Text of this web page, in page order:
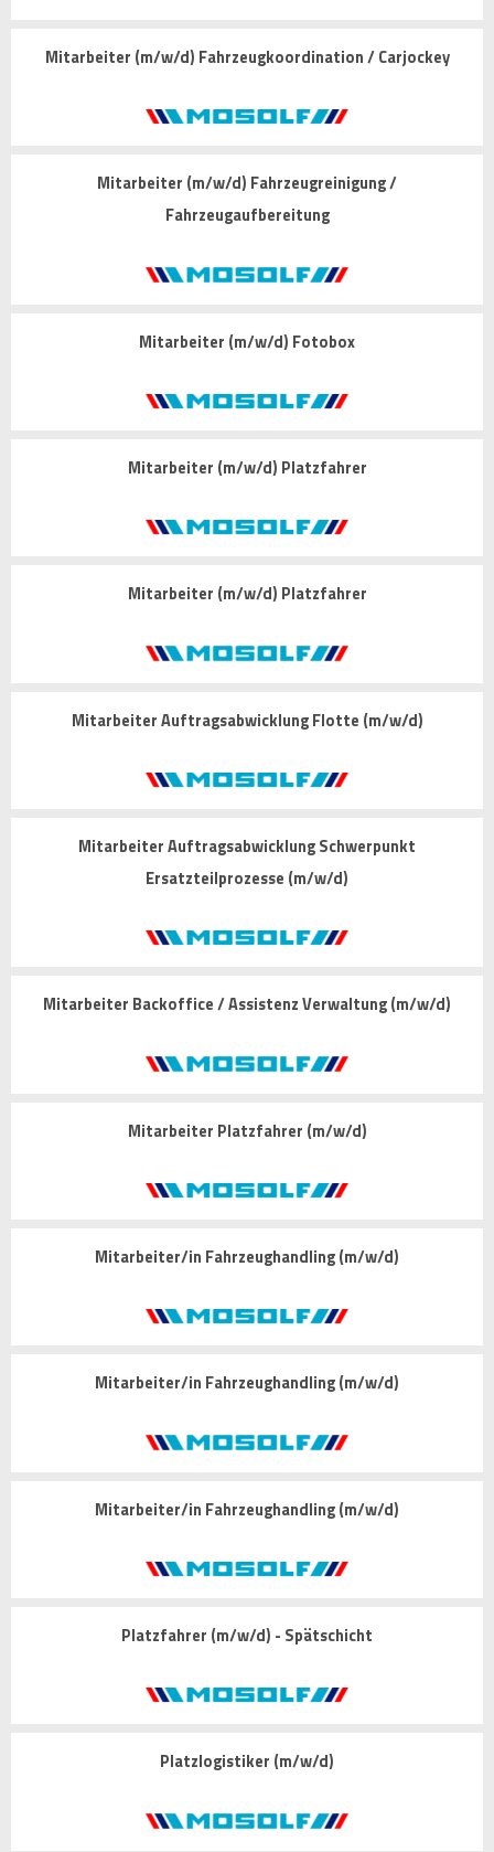
Mitarbeiter (m/w/d) Fahrzeugkoordination / Carjockey
Mitarbeiter (m/w/d) Fahrzeugreinigung /
Fahrzeugaufbereitung
Mitarbeiter (m/w/d) Fotobox
Mitarbeiter (m/w/d) Platzfahrer
Mitarbeiter (m/w/d) Platzfahrer
Mitarbeiter Auftragsabwicklung Flotte (m/w/d)
Mitarbeiter Auftragsabwicklung Schwerpunkt
Ersatzteilprozesse (m/w/d)
Mitarbeiter Backoffice / Assistenz Verwaltung (m/w/d)
Mitarbeiter Platzfahrer (m/w/d)
Mitarbeiter/in Fahrzeughandling (m/w/d)
Mitarbeiter/in Fahrzeughandling (m/w/d)
Mitarbeiter/in Fahrzeughandling (m/w/d)
Platzfahrer (m/w/d) - Spätschicht
Platzlogistiker (m/w/d)